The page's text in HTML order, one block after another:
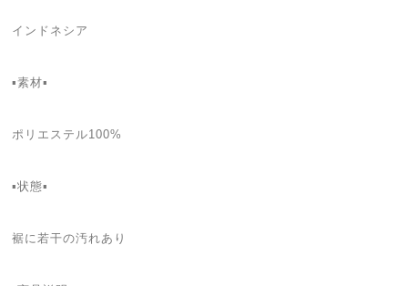
インドネシア
▪素材▪
ポリエステル100%
▪状態▪
裾に若干の汚れあり